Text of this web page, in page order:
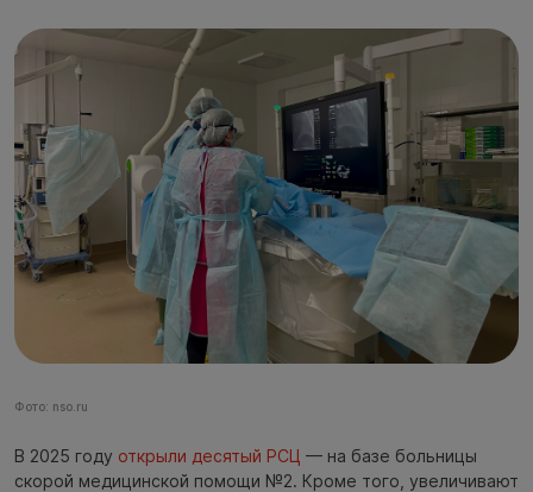
Фото: nso.ru
В 2025 году открыли десятый РСЦ — на базе больницы
скорой медицинской помощи №2. Кроме того, увеличивают